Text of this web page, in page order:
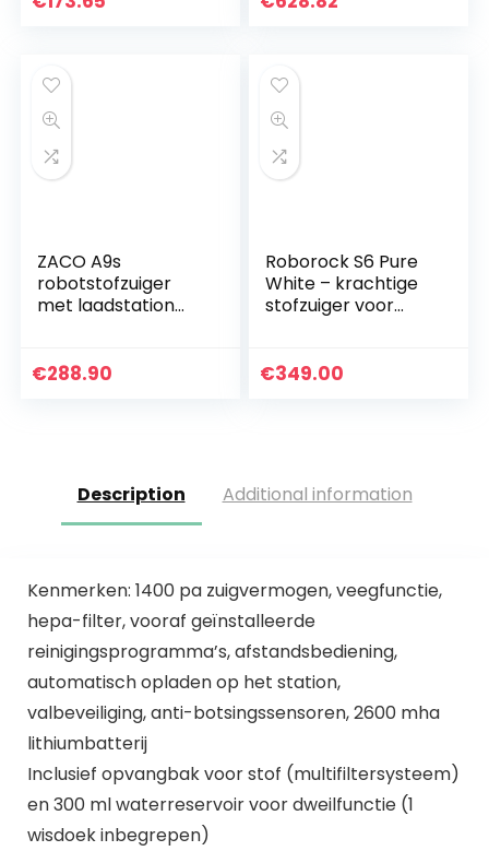
ZACO A9s
robotstofzuiger
met laadstation
bediening, 2 uur
€288.90
Roborock S6 Pure
White – krachtige
stofzuiger voor
watertank 180 ml,
€349.00
Description Additional information
Kenmerken: 1400 pa zuigvermogen, veegfunctie,
hepa-filter, vooraf geïnstalleerde
reinigingsprogramma’s, afstandsbediening,
automatisch opladen op het station,
valbeveiliging, anti-botsingssensoren, 2600 mha
lithiumbatterij
Inclusief opvangbak voor stof (multifiltersysteem)
en 300 ml waterreservoir voor dweilfunctie (1
wisdoek inbegrepen)